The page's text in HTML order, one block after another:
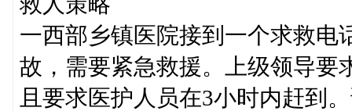
一西部乡镇医院接到一个求救电
故，需要紧急救援。上级领导要
且要求医护人员在3小时内赶到